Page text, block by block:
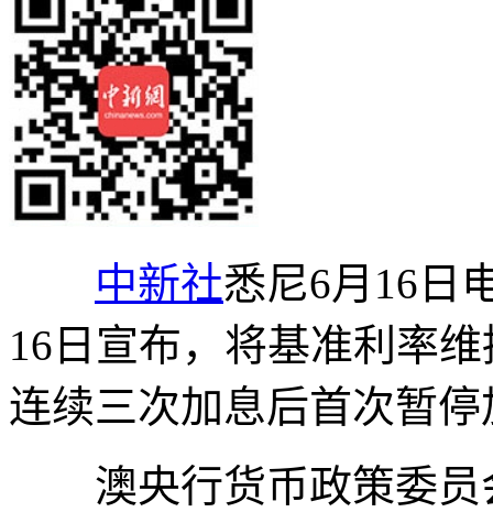
中新社悉尼6月16日
16日宣布，将基准利率
连续三次加息后首次暂停
澳央行货币政策委员